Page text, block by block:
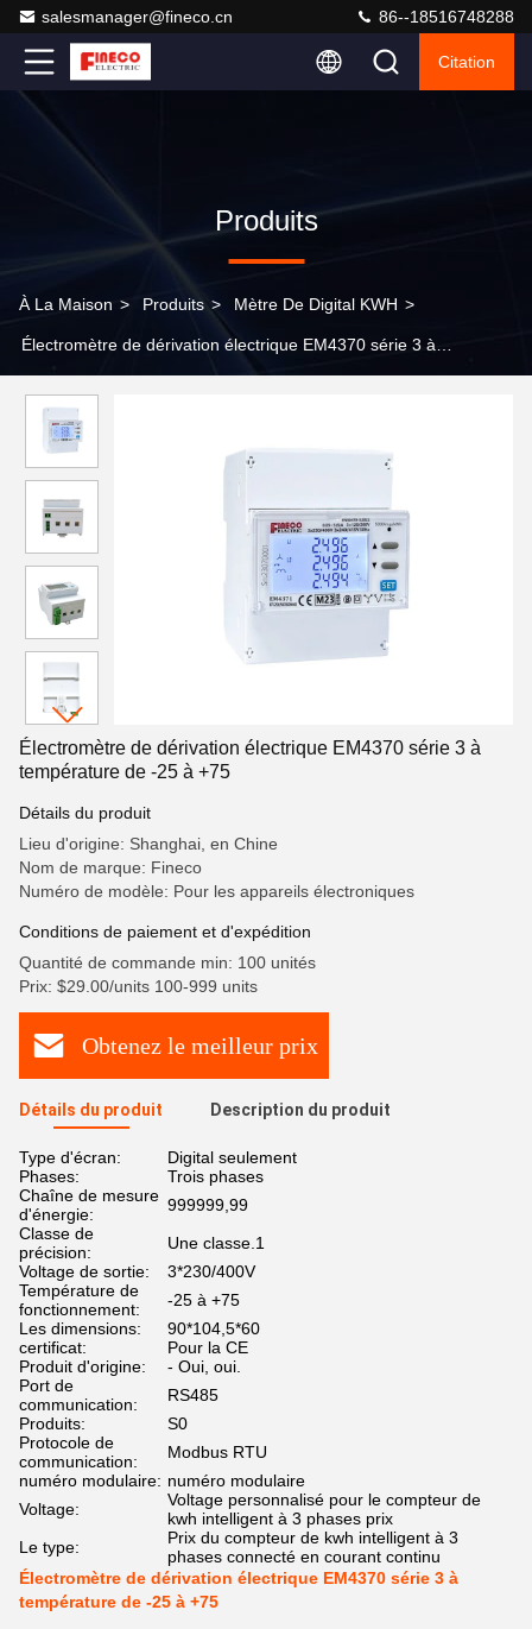
salesmanager@fineco.cn 86--18516748288
Citation
Produits
À La Maison > Produits > Mètre De Digital KWH >
Électromètre de dérivation électrique EM4370 série 3 à
Électromètre de dérivation électrique EM4370 série 3 à
température de -25 à +75
Détails du produit
Lieu d'origine: Shanghai, en Chine
Nom de marque: Fineco
Numéro de modèle: Pour les appareils électroniques
Conditions de paiement et d'expédition
Quantité de commande min: 100 unités
Prix: $29.00/units 100-999 units
Obtenez le meilleur prix
Détails du produit Description du produit
Type d'écran:
Digital seulement
Phases:
Trois phases
Chaîne de mesure
d'énergie:
999999,99
Classe de
précision:
Une classe.1
Voltage de sortie:
3*230/400V
Température de
fonctionnement:
-25 à +75
Les dimensions:
90*104,5*60
certificat:
Pour la CE
Produit d'origine:
- Oui, oui.
Port de
communication:
RS485
Produits:
S0
Protocole de
communication:
Modbus RTU
numéro modulaire: numéro modulaire
Voltage:
Voltage personnalisé pour le compteur de
kwh intelligent à 3 phases prix
Le type:
Prix du compteur de kwh intelligent à 3
phases connecté en courant continu
Électromètre de dérivation électrique EM4370 série 3 à
température de -25 à +75